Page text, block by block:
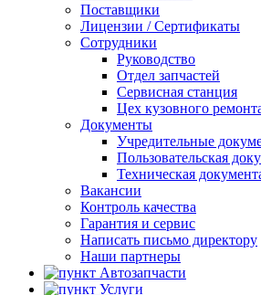
Поставщики
Лицензии / Сертификаты
Сотрудники
Руководство
Отдел запчастей
Сервисная станция
Цех кузовного
Документы
Учредительные
Пользовательская
Техническая
Вакансии
Контроль качества
Гарантия и сервис
Написать письмо директору
Наши партнеры
Автозапчасти
Услуги